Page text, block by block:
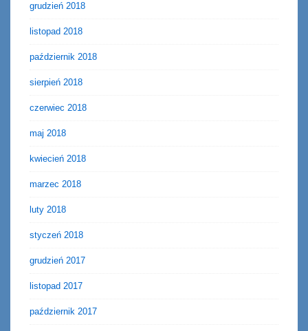
grudzień 2018
listopad 2018
październik 2018
sierpień 2018
czerwiec 2018
maj 2018
kwiecień 2018
marzec 2018
luty 2018
styczeń 2018
grudzień 2017
listopad 2017
październik 2017